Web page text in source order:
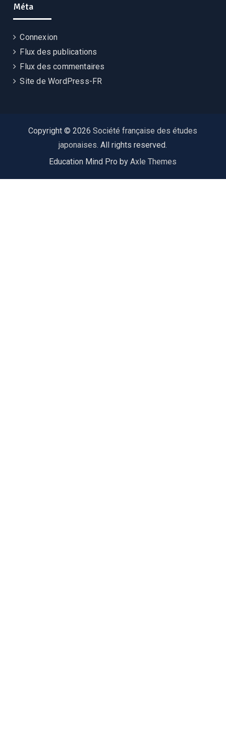
Méta
Connexion
Flux des publications
Flux des commentaires
Site de WordPress-FR
Copyright © 2026Société française des études
japonaises. All rights reserved.
Education Mind Pro byAxle Themes